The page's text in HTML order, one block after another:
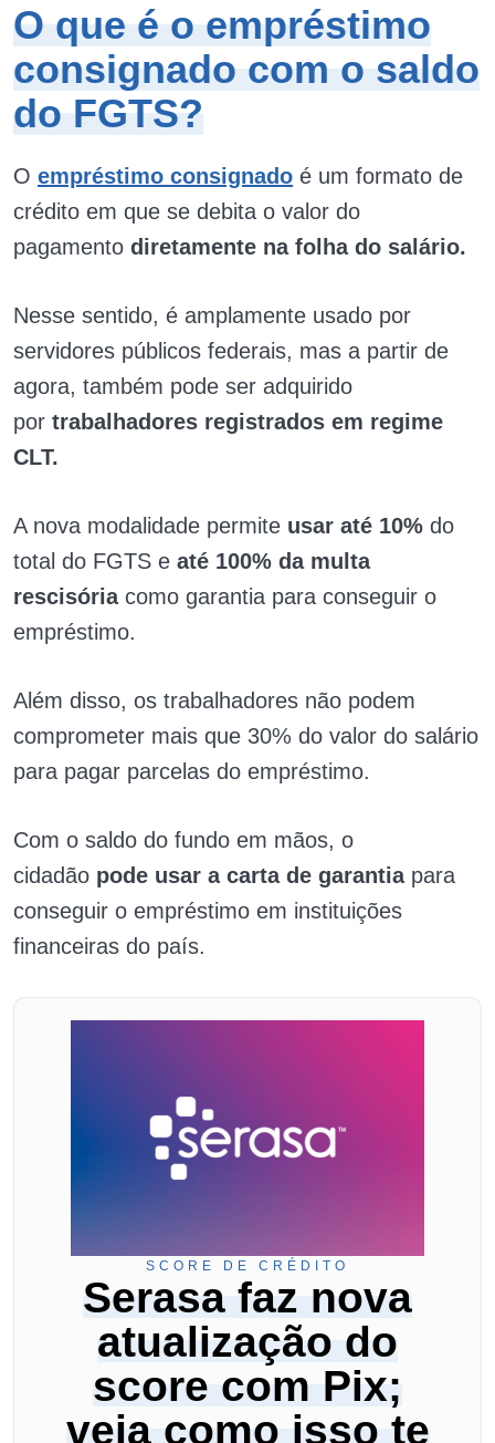
O que é o empréstimo
consignado com o saldo
do FGTS?
O empréstimo consignado é um formato de
crédito em que se debita o valor do
pagamento diretamente na folha do salário.
Nesse sentido, é amplamente usado por
servidores públicos federais, mas a partir de
agora, também pode ser adquirido
por trabalhadores registrados em regime
CLT.
A nova modalidade permite usar até 10% do
total do FGTS e até 100% da multa
rescisória como garantia para conseguir o
empréstimo.
Além disso, os trabalhadores não podem
comprometer mais que 30% do valor do salário
para pagar parcelas do empréstimo.
Com o saldo do fundo em mãos, o
cidadão pode usar a carta de garantia para
conseguir o empréstimo em instituições
financeiras do país.
SCORE DE CRÉDITO
Serasa faz nova
atualização do
score com Pix;
veja como isso te